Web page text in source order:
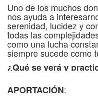
Uno de los muchos
nos ayuda a
serenidad, lucidez y
todas las
como una lucha
siempre sucede como
¿Qué se verá y
experiencia
APORTACIÓN: